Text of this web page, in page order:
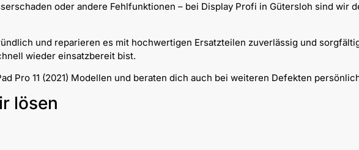
oder andere Fehlfunktionen – bei Display Profi in Gütersloh sind wir
und reparieren es mit hochwertigen Ersatzteilen zuverlässig und
wieder einsatzbereit bist.
Pro 11 (2021) Modellen und beraten dich auch bei weiteren Defekten
lösen